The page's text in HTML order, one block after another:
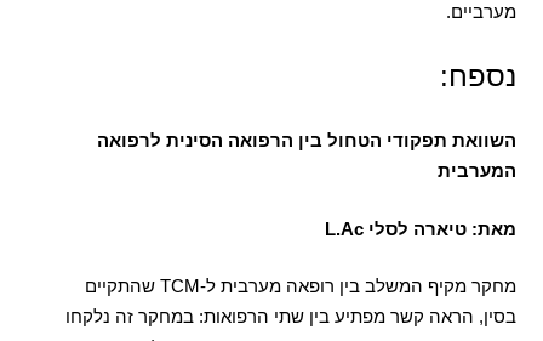
מערביים.
נספח:
השוואת תפקודי הטחול בין הרפואה הסינית לרפואה
המערבית
מאת:טיארה לסליL.Ac
מחקר מקיף המשלב בין רופאה מערבית ל-TCM
שהתקיים
בסין, הראה קשר מפתיע בין שתי הרפואות:במחקר זה נלקחו